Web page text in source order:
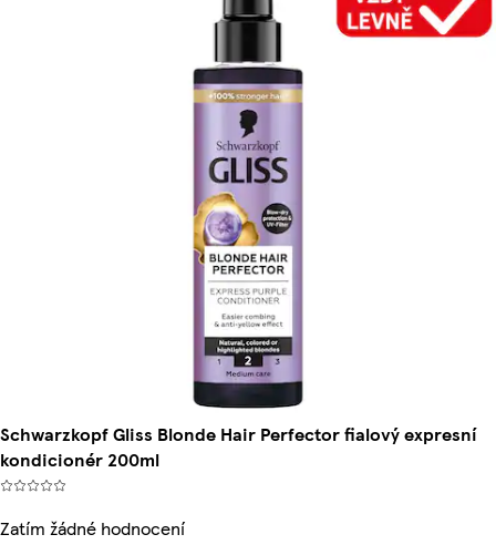
Schwarzkopf Gliss Blonde Hair Perfector fialový expresní
kondicionér 200ml
Zatím žádné hodnocení